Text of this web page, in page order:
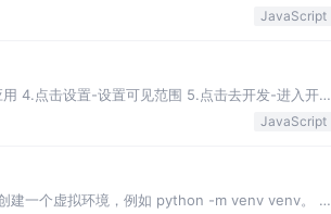
JavaScript
4.点击设置-设置可见范围 5.点击去开发-进入开发
JavaScript
建一个虚拟环境，例如 python -m venv venv。 在